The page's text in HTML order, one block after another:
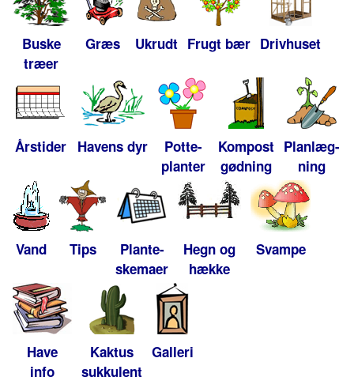
Buske
træer
Græs Ukrudt Frugt bær Drivhuset
Årstider Havens dyr
Potte-
planter
Kompost
gødning
Planlæg-
ning
Vand Tips
Plante-
skemaer
Hegn og
hække
Svampe
Have
info
Kaktus
sukkulent
Galleri